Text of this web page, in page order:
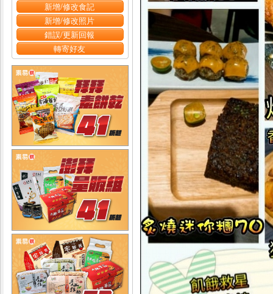
新增/修改食記
新增/修改照片
錯誤/更新回報
轉寄好友